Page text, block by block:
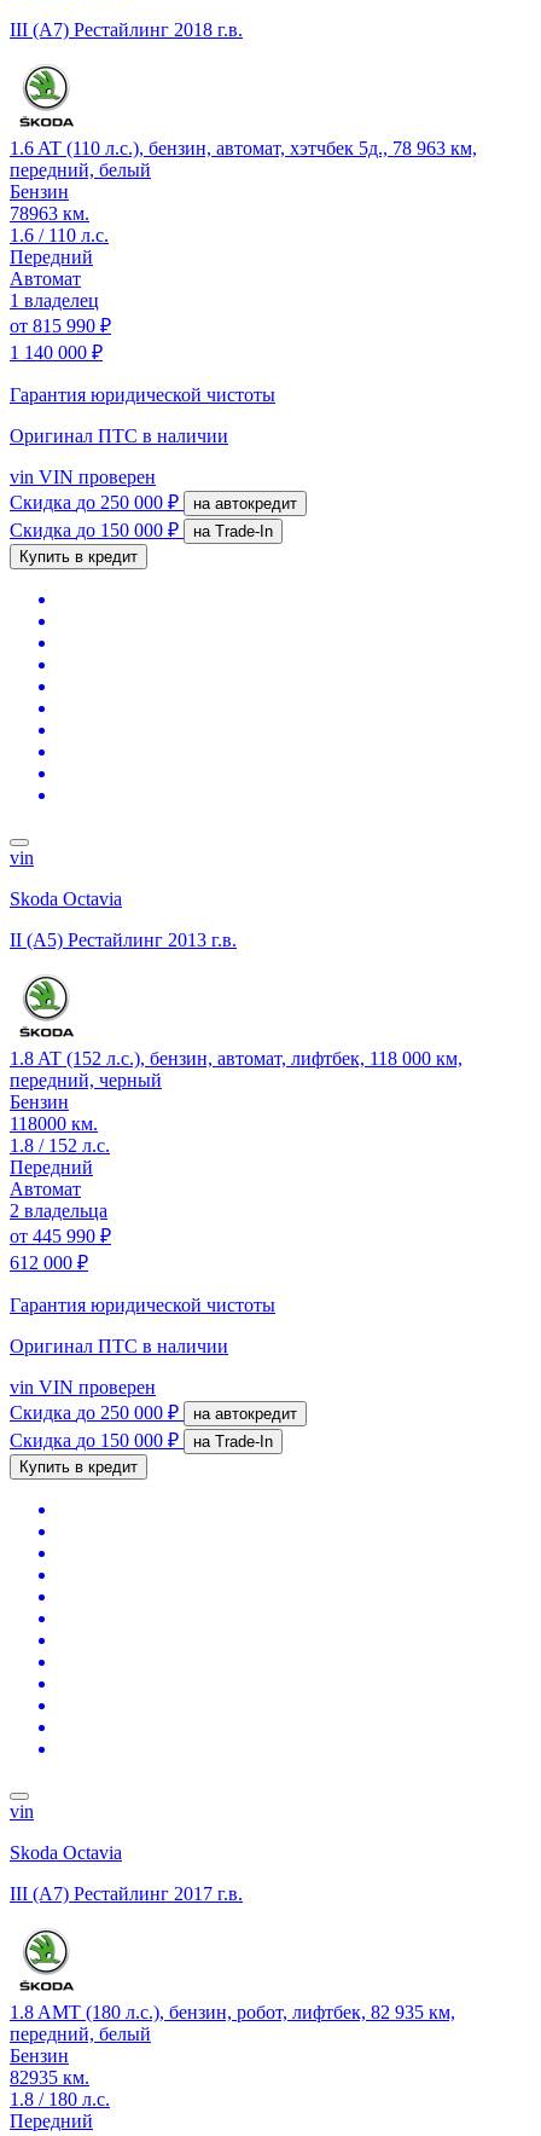
III (A7) Рестайлинг 2018 г.в.
1.6 AT (110 л.с.), бензин, автомат, хэтчбек 5д., 78 963 км,
передний, белый
Бензин
78963 км.
1.6 / 110 л.с.
Передний
Автомат
1 владелец
от 815 990 ₽
1 140 000 ₽
Гарантия юридической чистоты
Оригинал ПТС в наличии
vin VIN проверен
Скидка до 250 000 ₽ на автокредит
Скидка до 150 000 ₽
на Trade-In
Купить в кредит
vin
Skoda Octavia
II (A5) Рестайлинг 2013 г.в.
1.8 AT (152 л.с.), бензин, автомат, лифтбек, 118 000 км,
передний, черный
Бензин
118000 км.
1.8 / 152 л.с.
Передний
Автомат
2 владельца
от 445 990 ₽
612 000 ₽
Гарантия юридической чистоты
Оригинал ПТС в наличии
vin VIN проверен
Скидка до 250 000 ₽ на автокредит
Скидка до 150 000 ₽
на Trade-In
Купить в кредит
vin
Skoda Octavia
III (A7) Рестайлинг 2017 г.в.
1.8 AMT (180 л.с.), бензин, робот, лифтбек, 82 935 км,
передний, белый
Бензин
82935 км.
1.8 / 180 л.с.
Передний